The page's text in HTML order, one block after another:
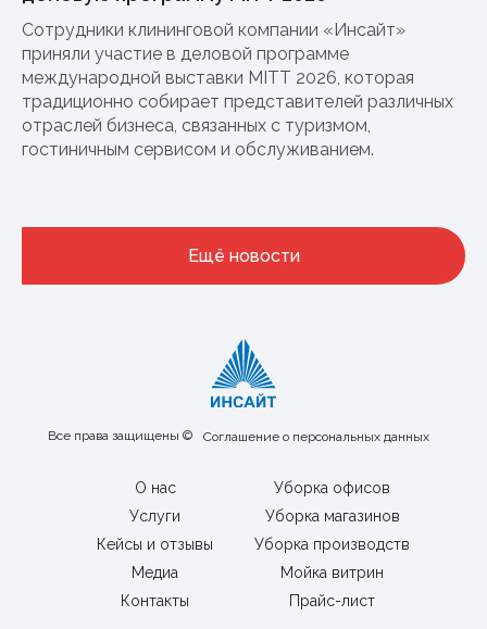
Сотрудники клининговой компании «Инсайт»
приняли участие в деловой программе
международной выставки MITT 2026, которая
традиционно собирает представителей различных
отраслей бизнеса, связанных с туризмом,
гостиничным сервисом и обслуживанием.
Ещё новости
Все права защищены © Соглашение о персональных данных
О нас
Услуги
Кейсы и отзывы
Медиа
Контакты
Уборка офисов
Уборка магазинов
Уборка производств
Мойка витрин
Прайс-лист